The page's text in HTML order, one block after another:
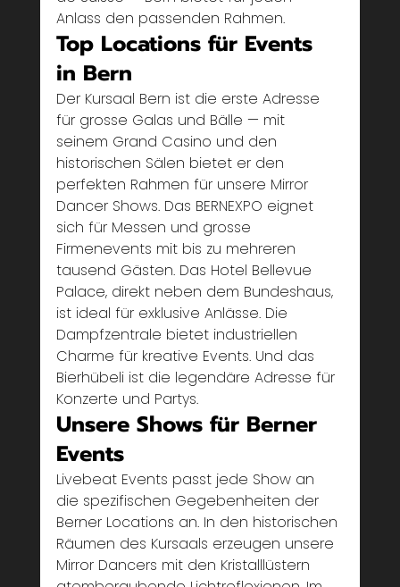
Anlass den passenden Rahmen.
Top Locations für Events
in Bern
Der Kursaal Bern ist die erste Adresse
für grosse Galas und Bälle — mit
seinem Grand Casino und den
historischen Sälen bietet er den
perfekten Rahmen für unsere Mirror
Dancer Shows. Das BERNEXPO eignet
sich für Messen und grosse
Firmenevents mit bis zu mehreren
tausend Gästen. Das Hotel Bellevue
Palace, direkt neben dem Bundeshaus,
ist ideal für exklusive Anlässe. Die
Dampfzentrale bietet industriellen
Charme für kreative Events. Und das
Bierhübeli ist die legendäre Adresse für
Konzerte und Partys.
Unsere Shows für Berner
Events
Livebeat Events passt jede Show an
die spezifischen Gegebenheiten der
Berner Locations an. In den historischen
Räumen des Kursaals erzeugen unsere
Mirror Dancers mit den Kristalllüstern